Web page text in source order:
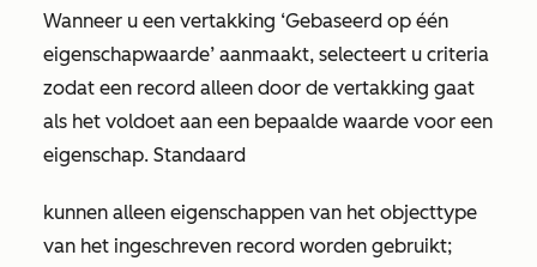
Wanneer u een vertakking ‘Gebaseerd op één
eigenschapwaarde’ aanmaakt, selecteert u criteria
zodat een record alleen door de vertakking gaat
als het voldoet aan een bepaalde waarde voor een
eigenschap. Standaard
kunnen alleen eigenschappen van het objecttype
van het ingeschreven record worden gebruikt;